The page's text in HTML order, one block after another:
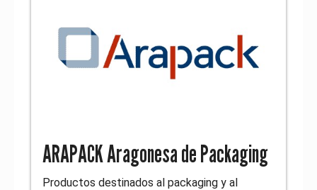
ARAPACK Aragonesa de Packaging
Productos destinados al packaging y al